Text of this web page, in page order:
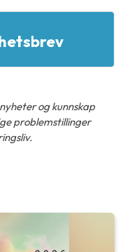
og kunnskap
problemstillinger